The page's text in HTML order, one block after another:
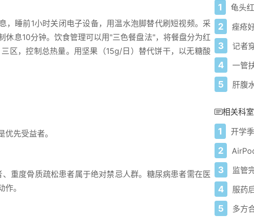
睡前1小时关闭电子设备，用温水泡脚替代刷短视频。采
息10分钟。饮食管理可以用"三色餐盘法"，将餐盘分为红
区，控制总热量。用坚果（15g/日）替代饼干，以无糖酸
先受益者。
重度骨质疏松患者属于绝对禁忌人群。糖尿病患者需在医
。
1
2
3
4
5
相关科室
1
2
3
4
5